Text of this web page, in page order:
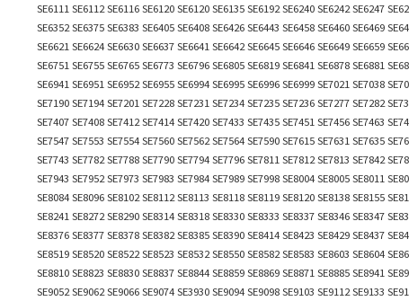
SE6111 SE6112 SE6116 SE6120 SE6120 SE6135 SE6192 SE6240 SE6242 SE6247
SE6352 SE6375 SE6383 SE6405 SE6408 SE6426 SE6443 SE6458 SE6460 SE6469
SE6621 SE6624 SE6630 SE6637 SE6641 SE6642 SE6645 SE6646 SE6649 SE6659
SE6751 SE6755 SE6765 SE6773 SE6796 SE6805 SE6819 SE6841 SE6878 SE6881
SE6941 SE6951 SE6952 SE6955 SE6994 SE6995 SE6996 SE6999 SE7021 SE7038
SE7190 SE7194 SE7201 SE7228 SE7231 SE7234 SE7235 SE7236 SE7277 SE7282
SE7407 SE7408 SE7412 SE7414 SE7420 SE7433 SE7435 SE7451 SE7456 SE7463
SE7547 SE7553 SE7554 SE7560 SE7562 SE7564 SE7590 SE7615 SE7631 SE7635
SE7743 SE7782 SE7788 SE7790 SE7794 SE7796 SE7811 SE7812 SE7813 SE7842
SE7943 SE7952 SE7973 SE7983 SE7984 SE7989 SE7998 SE8004 SE8005 SE8011
SE8084 SE8096 SE8102 SE8112 SE8113 SE8118 SE8119 SE8120 SE8138 SE8155
SE8241 SE8272 SE8290 SE8314 SE8318 SE8330 SE8333 SE8337 SE8346 SE8347
SE8376 SE8377 SE8378 SE8382 SE8385 SE8390 SE8414 SE8423 SE8429 SE8437
SE8519 SE8520 SE8522 SE8523 SE8532 SE8550 SE8582 SE8583 SE8603 SE8604
SE8810 SE8823 SE8830 SE8837 SE8844 SE8859 SE8869 SE8871 SE8885SE8941
SE9052 SE9062 SE9066 SE9074 SE3930 SE9094 SE9098 SE9103 SE9112 SE9133